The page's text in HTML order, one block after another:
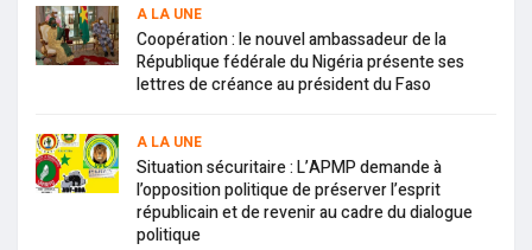
A LA UNE
Coopération : le nouvel ambassadeur de la
République fédérale du Nigéria présente ses
lettres de créance au président du Faso
A LA UNE
Situation sécuritaire : L’APMP demande à
l’opposition politique de préserver l’esprit
républicain et de revenir au cadre du dialogue
politique